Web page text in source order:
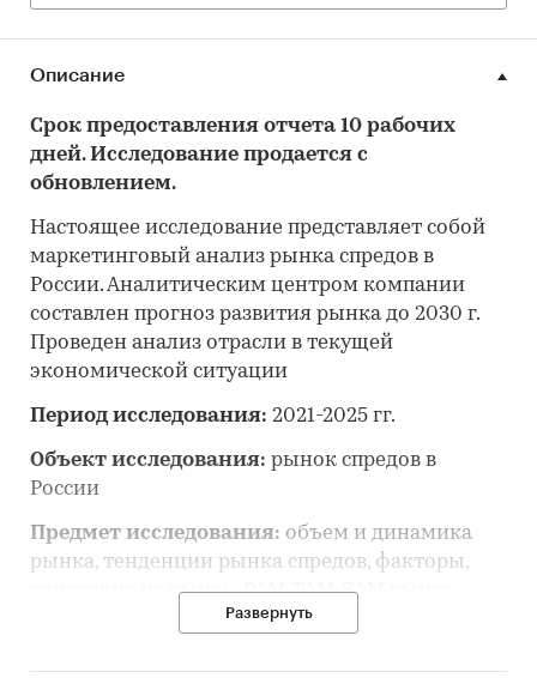
Описание
Срок предоставления отчета 10 рабочих
дней. Исследование продается с
обновлением.
Настоящее исследование представляет собой
маркетинговый анализ рынка спредов в
России. Аналитическим центром компании
составлен прогноз развития рынка до 2030 г.
Проведен анализ отрасли в текущей
экономической ситуации
Период исследования: 2021-2025 гг.
Объект исследования: рынок спредов в
России
Предмет исследования: объем и динамика
рынка, тенденции рынка спредов, факторы,
влияющие на рынок, PAM-TAM-SAM рынка,
основные конкуренты, потребители, цены,
Развернуть